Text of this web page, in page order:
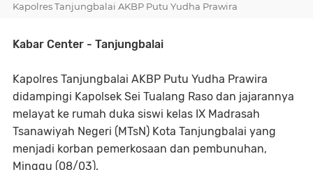
Kapolres Tanjungbalai AKBP Putu Yudha Prawira
Kabar Center - Tanjungbalai
Kapolres Tanjungbalai AKBP Putu Yudha Prawira
didampingi Kapolsek Sei Tualang Raso dan jajarannya
melayat ke rumah duka siswi kelas IX Madrasah
Tsanawiyah Negeri (MTsN) Kota Tanjungbalai yang
menjadi korban pemerkosaan dan pembunuhan,
Minggu (08/03).